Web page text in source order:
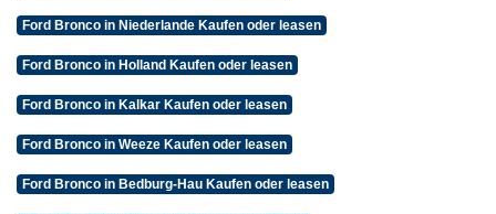
Ford Bronco in Niederlande Kaufen oder leasen
Ford Bronco in Holland Kaufen oder leasen
Ford Bronco in Kalkar Kaufen oder leasen
Ford Bronco in Weeze Kaufen oder leasen
Ford Bronco in Bedburg-Hau Kaufen oder leasen